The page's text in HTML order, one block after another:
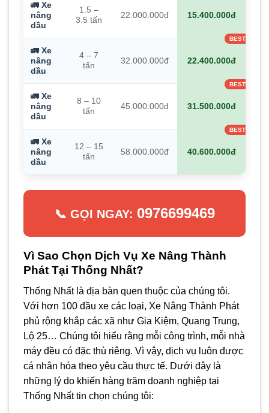
🚛 Xe
nâng
dầu
1.5 –
3.5 tấn
22.000.000đ 15.400.000đ
🚛 Xe
nâng
dầu
4 – 7
tấn
32.000.000đ 22.400.000đ
🚛 Xe
nâng
dầu
8 – 10
tấn
45.000.000đ 31.500.000đ
🚛 Xe
nâng
dầu
12 – 15
tấn
58.000.000đ 40.600.000đ
📞 GỌI NGAY: 0976699469
Vì Sao Chọn Dịch Vụ Xe Nâng Thành
Phát Tại Thống Nhất?
Thống Nhất là địa bàn quen thuộc của chúng tôi.
Với hơn 100 đầu xe các loại, Xe Nâng Thành Phát
phủ rộng khắp các xã như Gia Kiệm, Quang Trung,
Lộ 25… Chúng tôi hiểu rằng mỗi công trình, mỗi nhà
máy đều có đặc thù riêng. Vì vậy, dịch vụ luôn được
cá nhân hóa theo yêu cầu thực tế. Dưới đây là
những lý do khiến hàng trăm doanh nghiệp tại
Thống Nhất tin chọn chúng tôi: